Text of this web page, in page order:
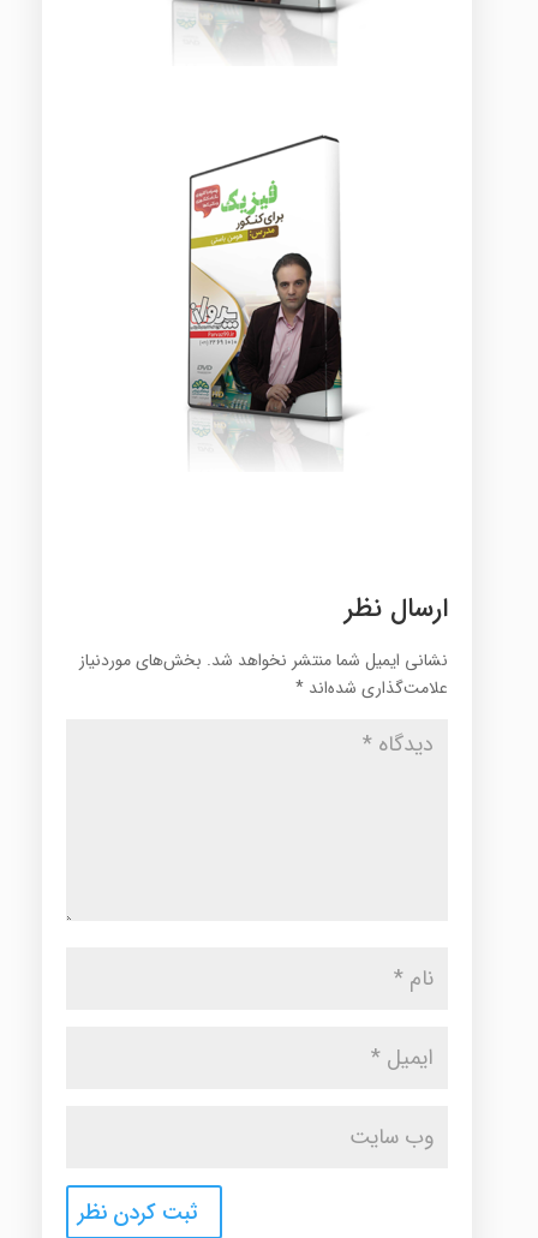
ارسال نظر
نشانی ایمیل شما منتشر نخواهد شد. بخش‌های موردنیاز
علامت‌گذاری شده‌اند *